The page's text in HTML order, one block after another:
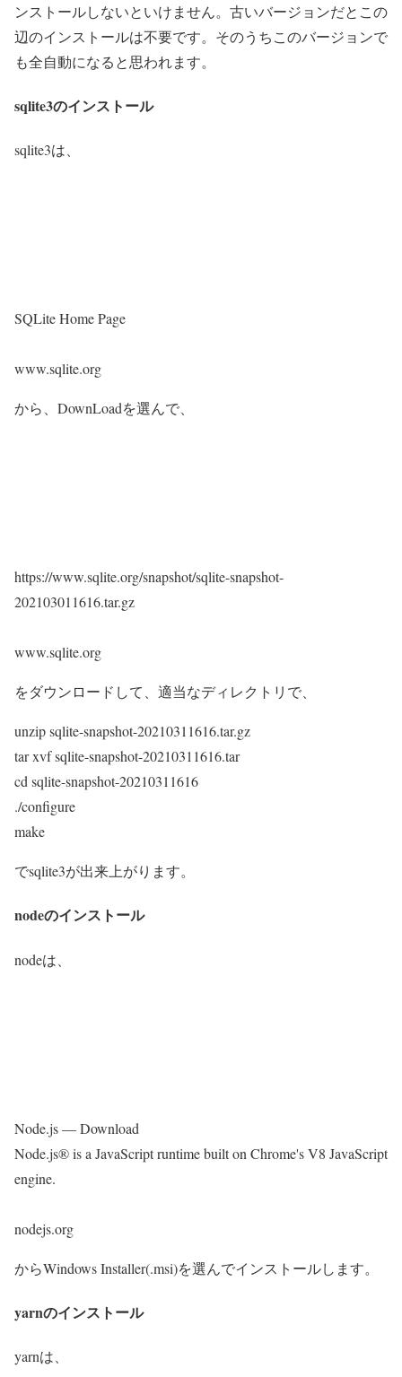
ンストールしないといけません。古いバージョンだとこの
辺のインストールは不要です。そのうちこのバージョンで
も全自動になると思われます。
sqlite3のインストール
sqlite3は、
SQLite Home Page
www.sqlite.org
から、DownLoadを選んで、
https://www.sqlite.org/snapshot/sqlite-snapshot-
202103011616.tar.gz
www.sqlite.org
をダウンロードして、適当なディレクトリで、
unzip sqlite-snapshot-20210311616.tar.gz
tar xvf sqlite-snapshot-20210311616.tar
cd sqlite-snapshot-20210311616
./configure
make
でsqlite3が出来上がります。
nodeのインストール
nodeは、
Node.js — Download
Node.js® is a JavaScript runtime built on Chrome's V8 JavaScript
engine.
nodejs.org
からWindows Installer(.msi)を選んでインストールします。
yarnのインストール
yarnは、